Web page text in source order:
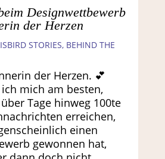
Designwettbewerb
der Herzen
STORIES, BEHIND THE
der Herzen. 💕
mich am besten,
Tage hinweg 100te
erreichen,
einen
gewonnen hat,